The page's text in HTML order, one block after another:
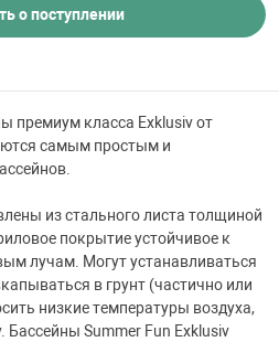
премиум класса Exklusiv от
самым простым и
из стального листа толщиной
покрытие устойчивое к
лучам. Могут устанавливаться
в грунт (частично или
низкие температуры воздуха,
Бассейны Summer Fun Exklusiv
о поступлении